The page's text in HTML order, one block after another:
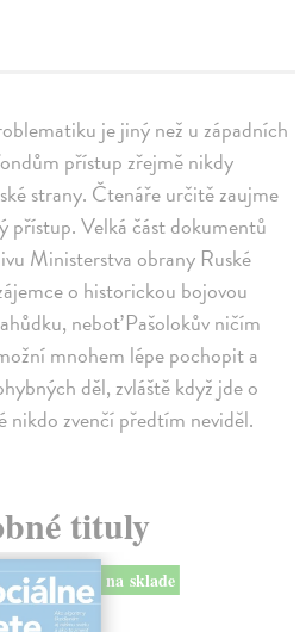
je jiný než u západních
přístup zřejmě nikdy
strany. Čtenáře určitě zaujme
přístup. Velká část dokumentů
Ministerstva obrany Ruské
o historickou bojovou
neboť Pašolokův ničím
mnohem lépe pochopit a
děl, zvláště když jde o
nikdo zvenčí předtím neviděl.
tituly
na sklade